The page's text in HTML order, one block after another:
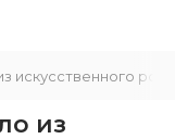
искусственного
из